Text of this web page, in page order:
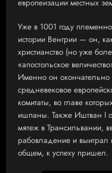
европеизации местных
Уже в 1001 году
истории Венгрии — он,
христианство (но уже
«апостольское
Именно он
средневековое
комитаты, во главе
ишпаны. Также Иштван I
мятеж в Трансильвании,
рабовладение и
общем, к успеху пришел.